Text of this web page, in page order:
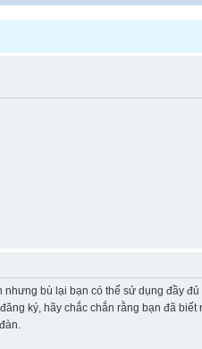
bù lại bạn có thể sử dụng đầy
ký, hãy chắc chắn rằng bạn đã